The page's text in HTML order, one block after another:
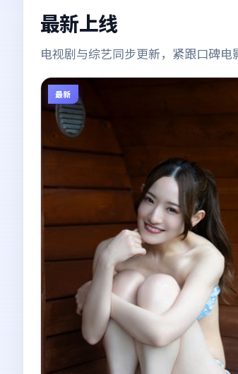
最新上线
电视剧与综艺同步更新，紧跟口碑
最新